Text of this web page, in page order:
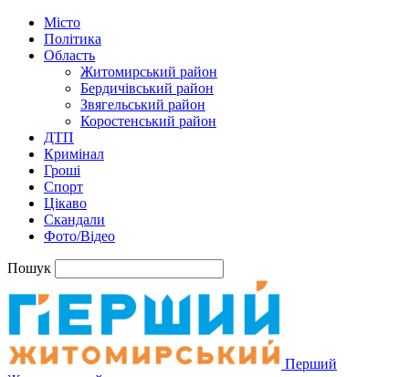
Місто
Політика
Область
Житомирський район
Бердичівський район
Звягельський район
Коростенський район
ДТП
Кримінал
Гроші
Спорт
Цікаво
Скандали
Фото/Відео
Пошук
Перший